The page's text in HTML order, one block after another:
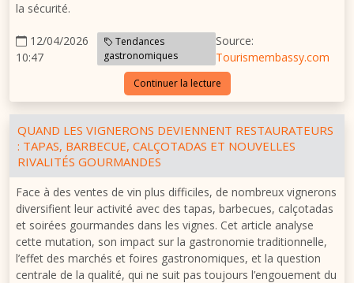
la sécurité.
12/04/2026
10:47
Tendances
gastronomiques
Source:
Tourismembassy.com
Continuer la lecture
QUAND LES VIGNERONS DEVIENNENT RESTAURATEURS
: TAPAS, BARBECUE, CALÇOTADAS ET NOUVELLES
RIVALITÉS GOURMANDES
Face à des ventes de vin plus difficiles, de nombreux vignerons
diversifient leur activité avec des tapas, barbecues, calçotadas
et soirées gourmandes dans les vignes. Cet article analyse
cette mutation, son impact sur la gastronomie traditionnelle,
l’effet des marchés et foires gastronomiques, et la question
centrale de la qualité, qui ne suit pas toujours l’engouement du